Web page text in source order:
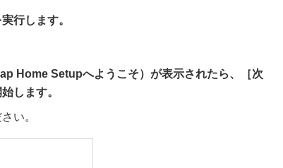
行します。
Home Setupへようこそ）が表示されたら、［次
します。
い。